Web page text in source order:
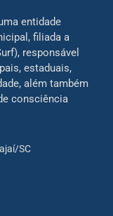
entidade
filiada a
responsável
estaduais,
além também
consciência
SC